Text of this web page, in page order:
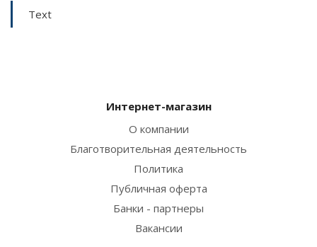
Text
Интернет-магазин
О компании
Благотворительная деятельность
Политика
Публичная оферта
Банки - партнеры
Вакансии